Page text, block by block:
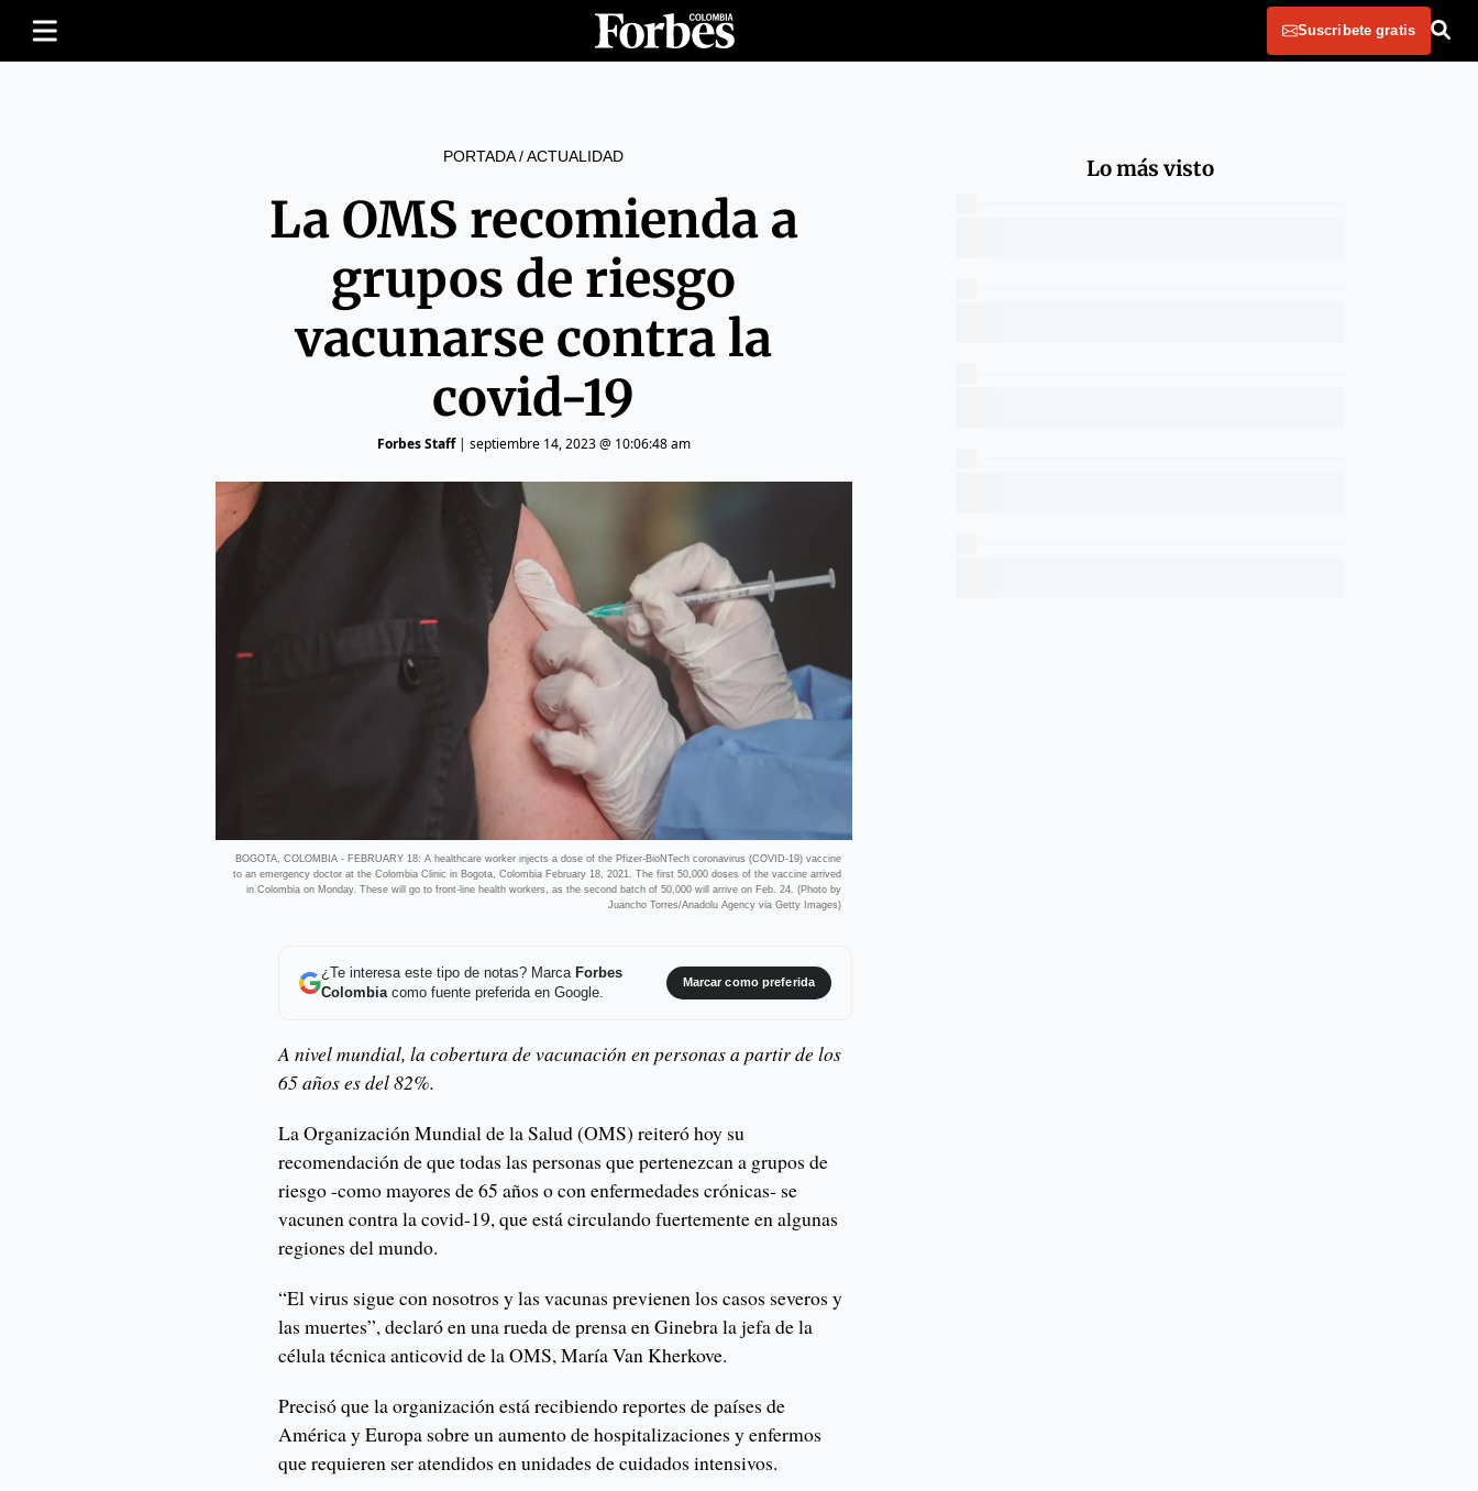
Suscribete gratis
PORTADA/ACTUALIDAD
La OMS recomienda a
grupos de riesgo
vacunarse contra la
covid-19
Forbes Staff| septiembre 14, 2023 @ 10:06:48 am
BOGOTA, COLOMBIA - FEBRUARY 18: A healthcare worker injects a dose of the Pfizer-BioNTech coronavirus (COVID-19) vaccine
to an emergency doctor at the Colombia Clinic in Bogota, Colombia February 18, 2021. The first 50,000 doses of the vaccine arrived
in Colombia on Monday. These will go to front-line health workers, as the second batch of 50,000 will arrive on Feb. 24. (Photo by
Juancho Torres/Anadolu Agency via Getty Images)
¿Te interesa este tipo de notas? Marca Forbes
Colombiacomo fuente preferida en Google.
Marcar como preferida
A nivel mundial, la cobertura de vacunación en personas a partir de los
65 años es del 82%.
La Organización Mundial de la Salud (OMS) reiteró hoy su
recomendación de que todas las personas que pertenezcan a grupos de
riesgo -como mayores de 65 años o con enfermedades crónicas- se
vacunen contra la covid-19, que está circulando fuertemente en algunas
regiones del mundo.
“El virus sigue con nosotros y las vacunas previenen los casos severos y
las muertes”, declaró en una rueda de prensa en Ginebra la jefa de la
célula técnica anticovid de la OMS, María Van Kherkove.
Precisó que la organización está recibiendo reportes de países de
América y Europa sobre un aumento de hospitalizaciones y enfermos
que requieren ser atendidos en unidades de cuidados intensivos.
Lo más visto